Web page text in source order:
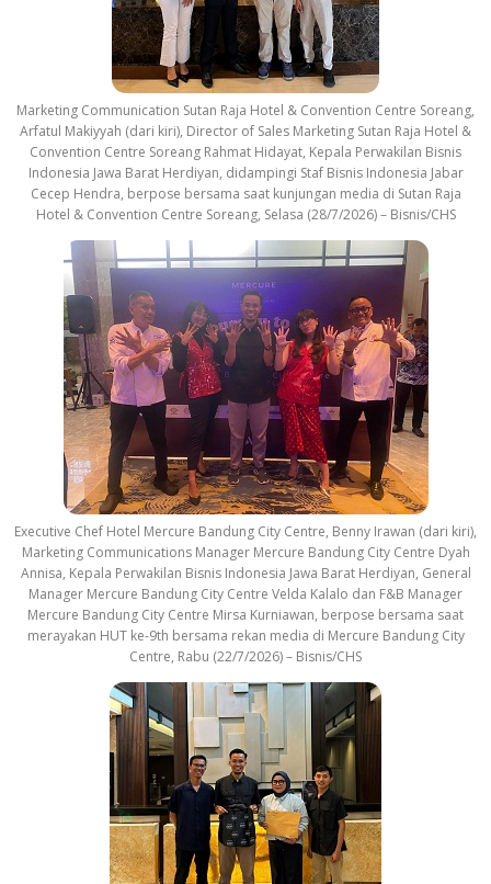
Marketing Communication Sutan Raja Hotel & Convention Centre Soreang,
Arfatul Makiyyah (dari kiri), Director of Sales Marketing Sutan Raja Hotel &
Convention Centre Soreang Rahmat Hidayat, Kepala Perwakilan Bisnis
Indonesia Jawa Barat Herdiyan, didampingi Staf Bisnis Indonesia Jabar
Cecep Hendra, berpose bersama saat kunjungan media di Sutan Raja
Hotel & Convention Centre Soreang, Selasa (28/7/2026) – Bisnis/CHS
Executive Chef Hotel Mercure Bandung City Centre, Benny Irawan (dari kiri),
Marketing Communications Manager Mercure Bandung City Centre Dyah
Annisa, Kepala Perwakilan Bisnis Indonesia Jawa Barat Herdiyan, General
Manager Mercure Bandung City Centre Velda Kalalo dan F&B Manager
Mercure Bandung City Centre Mirsa Kurniawan, berpose bersama saat
merayakan HUT ke-9th bersama rekan media di Mercure Bandung City
Centre, Rabu (22/7/2026) – Bisnis/CHS